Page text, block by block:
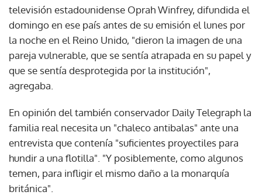
televisión estadounidense Oprah Winfrey, difundida el
domingo en ese país antes de su emisión el lunes por
la noche en el Reino Unido, "dieron la imagen de una
pareja vulnerable, que se sentía atrapada en su papel y
que se sentía desprotegida por la institución",
agregaba.
En opinión del también conservador Daily Telegraph la
familia real necesita un "chaleco antibalas" ante una
entrevista que contenía "suficientes proyectiles para
hundir a una flotilla". "Y posiblemente, como algunos
temen, para infligir el mismo daño a la monarquía
británica".